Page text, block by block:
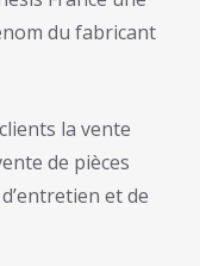
du fabricant
la vente
de pièces
et de